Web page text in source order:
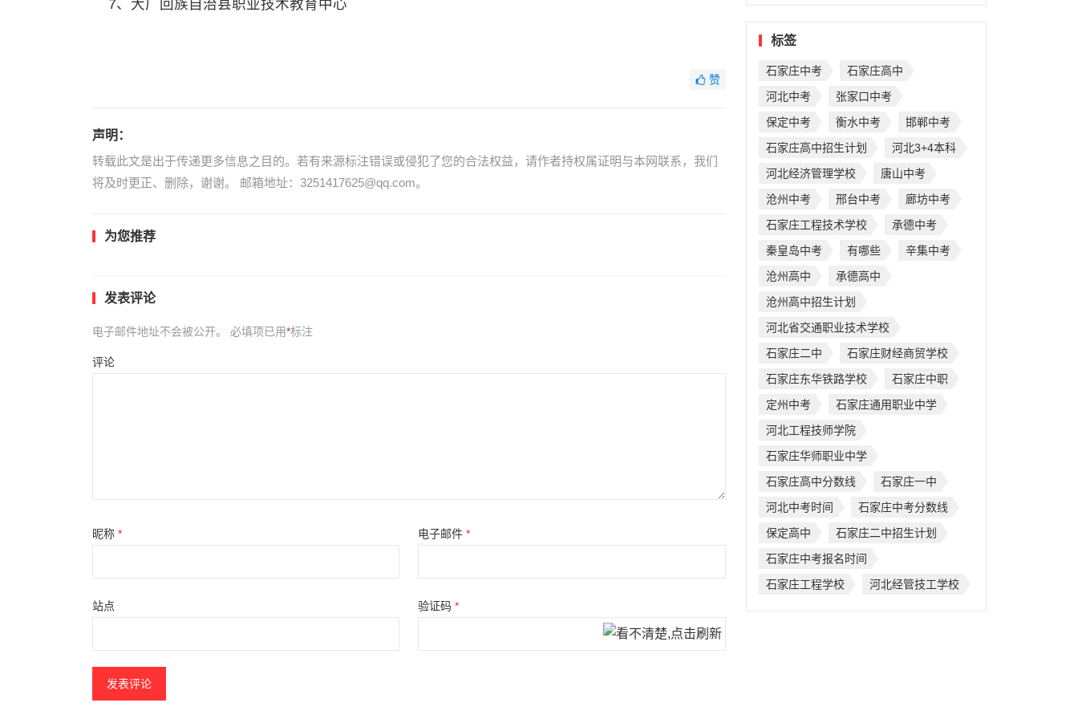
7、大厂回族自治县职业技术教育中心
赞
声明：
转载此文是出于传递更多信息之目的。若有来源标注错误或侵犯了您的合法权益，请作者持权属证明与本网联系，我们
将及时更正、删除，谢谢。 邮箱地址：3251417625@qq.com。
为您推荐
发表评论
电子邮件地址不会被公开。 必填项已用*标注
评论
昵称 * 电子邮件*
站点 验证码*
标签
石家庄中考
石家庄高中
河北中考
张家口中考
保定中考
衡水中考
邯郸中考
石家庄高中招生计划
河北3+4本科
河北经济管理学校
唐山中考
沧州中考
邢台中考
廊坊中考
石家庄工程技术学校
承德中考
秦皇岛中考
有哪些
辛集中考
沧州高中
承德高中
沧州高中招生计划
河北省交通职业技术学校
石家庄二中
石家庄财经商贸学校
石家庄东华铁路学校
石家庄中职
定州中考
石家庄通用职业中学
河北工程技师学院
石家庄华师职业中学
石家庄高中分数线
石家庄一中
河北中考时间
石家庄中考分数线
保定高中
石家庄二中招生计划
石家庄中考报名时间
石家庄工程学校
河北经管技工学校